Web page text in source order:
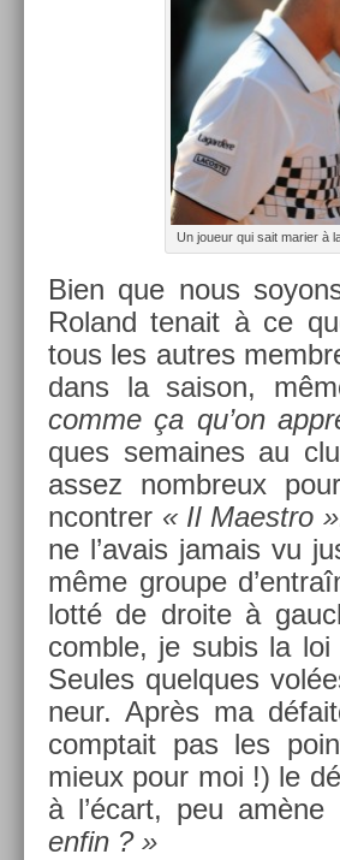
Un joueur qui sait mari­er à
Bien que nous
Roland tenait à ce
tous les aut­res
dans la saison,
comme ça qu’on
ques semaines au
assez nombreux
ncontr­er « Il Maestro
ne l’avais jamais vu
même groupe
lotté de droite à
com­ble, je subis la
Seules quel­ques
neur. Après ma
com­ptait pas les
mieux pour moi !) le
à l’écart, peu amène
enfin ? »